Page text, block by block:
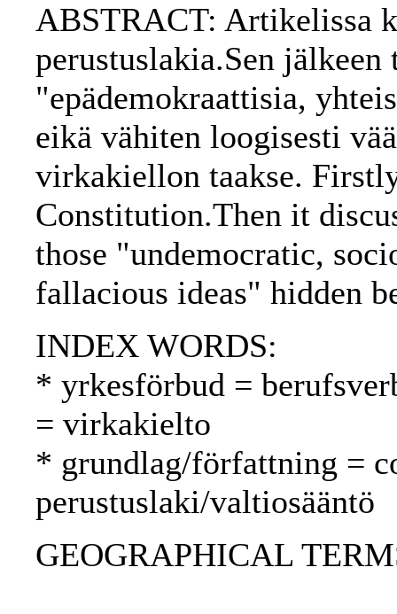
ABSTRACT: Artikelissa
perustuslakia.Sen
"epädemokraattisia,
eikä vähiten loogisesti
virkakiellon taakse.
Constitution.Then it
those "undemocratic,
fallacious ideas" hidden
INDEX WORDS:
* yrkesförbud =
= virkakielto
* grundlag/författning =
perustuslaki/valtiosääntö
GEOGRAPHICAL